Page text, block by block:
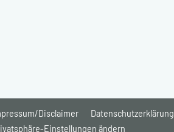
Disclaimer
Datenschutzerklärung
Einstellungen ändern